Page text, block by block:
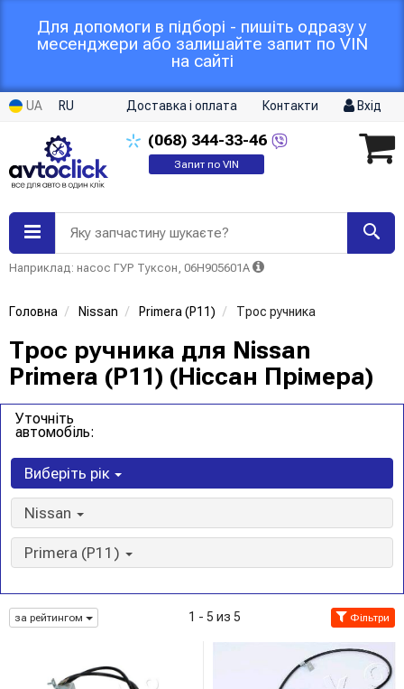
Для допомоги в підборі - пишіть одразу у
месенджери або залишайте запит по VIN
на сайті
UA RU Доставка і оплата Контакти Вхід
(068) 344-33-46
Запит по VIN
Яку запчастину шукаєте?
Наприклад: насос ГУР Туксон, 06H905601A
Головна Nissan Primera (P11) Трос ручника
Трос ручника для Nissan
Primera (P11) (Ніссан Прімера)
Уточніть
автомобіль:
Виберіть рік
Nissan
Primera (P11)
за рейтингом 1 - 5 из 5 Фільтри